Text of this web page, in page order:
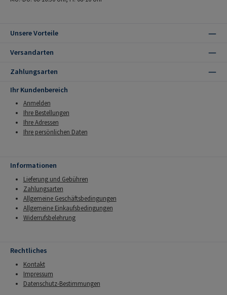
Unsere Vorteile
Versandarten
Zahlungsarten
Ihr Kundenbereich
Anmelden
Ihre Bestellungen
Ihre Adressen
Ihre persönlichen Daten
Informationen
Lieferung und Gebühren
Zahlungsarten
Allgemeine Geschäftsbedingungen
Allgemeine Einkaufsbedingungen
Widerrufsbelehrung
Rechtliches
Kontakt
Impressum
Datenschutz-Bestimmungen